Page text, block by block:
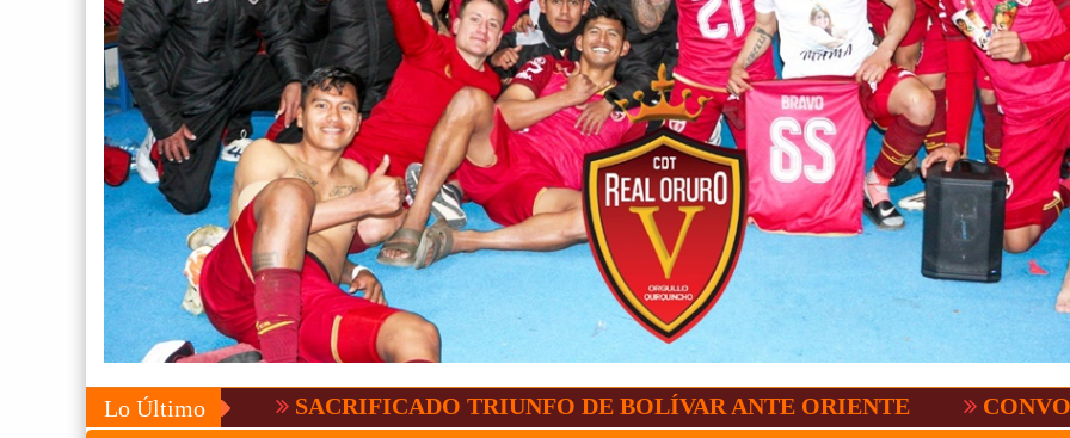
Lo ÚltimoSACRIFICADO TRIUNFO DE BOLÍVAR ANTE ORIENTE